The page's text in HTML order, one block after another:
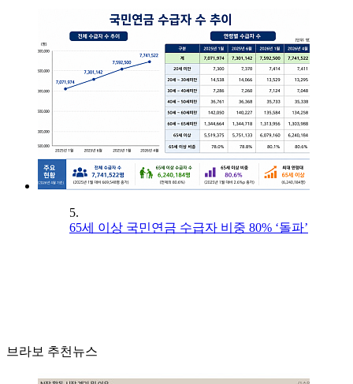
5.
65세 이상 국민연금 수급자 비중 80% ‘돌파’
브라보 추천뉴스